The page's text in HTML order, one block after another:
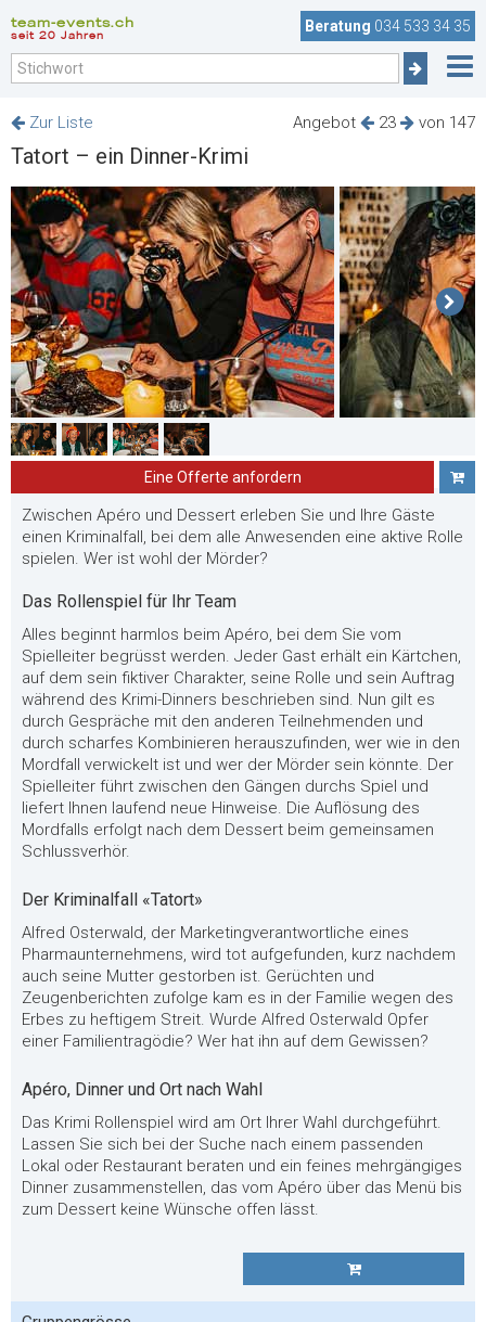
team-events.ch
seit 20 Jahren
Beratung 034 533 34 35
Angebot 23 von 147
Zur Liste
Tatort – ein Dinner-Krimi
Eine Offerte anfordern
Zwischen Apéro und Dessert erleben Sie und Ihre Gäste
einen Kriminalfall, bei dem alle Anwesenden eine aktive Rolle
spielen. Wer ist wohl der Mörder?
Das Rollenspiel für Ihr Team
Alles beginnt harmlos beim Apéro, bei dem Sie vom
Spielleiter begrüsst werden. Jeder Gast erhält ein Kärtchen,
auf dem sein fiktiver Charakter, seine Rolle und sein Auftrag
während des Krimi-Dinners beschrieben sind. Nun gilt es
durch Gespräche mit den anderen Teilnehmenden und
durch scharfes Kombinieren herauszufinden, wer wie in den
Mordfall verwickelt ist und wer der Mörder sein könnte. Der
Spielleiter führt zwischen den Gängen durchs Spiel und
liefert Ihnen laufend neue Hinweise. Die Auflösung des
Mordfalls erfolgt nach dem Dessert beim gemeinsamen
Schlussverhör.
Der Kriminalfall «Tatort»
Alfred Osterwald, der Marketingverantwortliche eines
Pharmaunternehmens, wird tot aufgefunden, kurz nachdem
auch seine Mutter gestorben ist. Gerüchten und
Zeugenberichten zufolge kam es in der Familie wegen des
Erbes zu heftigem Streit. Wurde Alfred Osterwald Opfer
einer Familientragödie? Wer hat ihn auf dem Gewissen?
Apéro, Dinner und Ort nach Wahl
Das Krimi Rollenspiel wird am Ort Ihrer Wahl durchgeführt.
Lassen Sie sich bei der Suche nach einem passenden
Lokal oder Restaurant beraten und ein feines mehrgängiges
Dinner zusammenstellen, das vom Apéro über das Menü bis
zum Dessert keine Wünsche offen lässt.